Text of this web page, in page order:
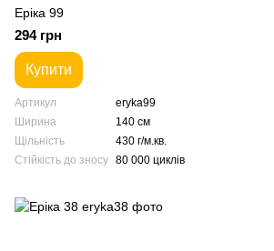
Еріка 99
294 грн
Купити
Артикул
eryka99
Ширина
140 см
Щільність
430 г/м.кв.
Стійкість до зносу 80 000 циклів